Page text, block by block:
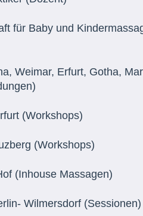
für Baby und
Weimar, Erfurt, Gotha,
(Workshops)
(Workshops)
(Inhouse Massagen)
Wilmersdorf (Sessionen)